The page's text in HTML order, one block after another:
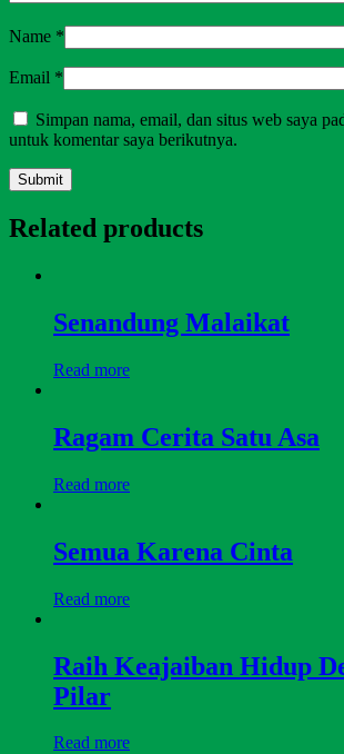
Name *
Email *
Simpan nama, email, dan situs web saya
untuk komentar saya berikutnya.
Related products
Senandung Malaikat
Read more
Ragam Cerita Satu Asa
Read more
Semua Karena Cinta
Read more
Raih Keajaiban Hidup
Pilar
Read more